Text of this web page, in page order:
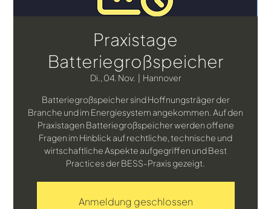
Praxistage
Batteriegroßspeicher
Di., 04. Nov.
  |
Hannover
Batteriegroßspeicher sind Hoffnungsträger der
Branche und im Energiesystem angekommen. Auf den
Praxistagen Batteriegroßspeicher werden offene
Fragen im Hinblick auf rechtliche, technische und
wirtschaftliche Aspekte aufgegriffen und Best
Practices der BESS-Praxis gezeigt.
Anmeldung geschlossen